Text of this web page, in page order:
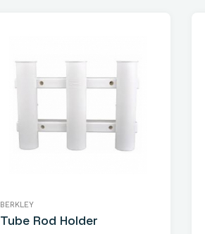
BERKLEY
Tube Rod Holder